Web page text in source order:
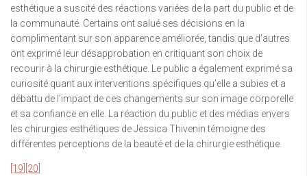
esthétique a suscité des réactions variées de la part du public et de
la communauté. Certains ont salué ses décisions en la
complimentant sur son apparence améliorée, tandis que d’autres
ont exprimé leur désapprobation en critiquant son choix de
recourir à la chirurgie esthétique. Le public a également exprimé sa
curiosité quant aux interventions spécifiques qu’elle a subies et a
débattu de l’impact de ces changements sur son image corporelle
et sa confiance en elle. La réaction du public et des médias envers
les chirurgies esthétiques de Jessica Thivenin témoigne des
différentes perceptions de la beauté et de la chirurgie esthétique.
[19] [20]